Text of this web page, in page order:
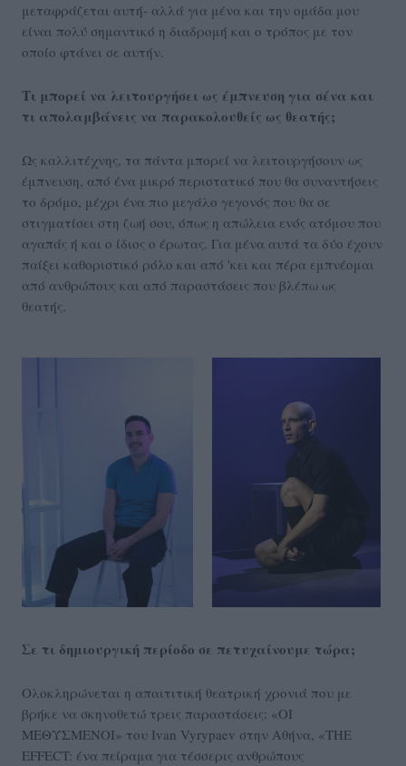
μεταφράζεται αυτή- αλλά για μένα και την ομάδα μου
είναι πολύ σημαντικό η διαδρομή και ο τρόπος με τον
οποίο φτάνει σε αυτήν.
Τι μπορεί να λειτουργήσει ως έμπνευση για σένα και
τι απολαμβάνεις να παρακολουθείς ως θεατής;
Ως καλλιτέχνης, τα πάντα μπορεί να λειτουργήσουν ως
έμπνευση, από ένα μικρό περιστατικό που θα συναντήσεις
το δρόμο, μέχρι ένα πιο μεγάλο γεγονός που θα σε
στιγματίσει στη ζωή σου, όπως η απώλεια ενός ατόμου που
αγαπάς ή και ο ίδιος ο έρωτας. Για μένα αυτά τα δύο έχουν
παίξει καθοριστικό ρόλο και από 'κει και πέρα εμπνέομαι
από ανθρώπους και από παραστάσεις που βλέπω ως
θεατής.
Σε τι δημιουργική περίοδο σε πετυχαίνουμε τώρα;
Ολοκληρώνεται η απαιτιτική θεατρική χρονιά που με
βρήκε να σκηνοθετώ τρεις παραστάσεις: «ΟΙ
ΜΕΘΥΣΜΕΝΟΙ» του Ivan Vyrypaev στην Αθήνα, «ΤHE
EFFECT: ένα πείραμα για τέσσερις ανθρώπους